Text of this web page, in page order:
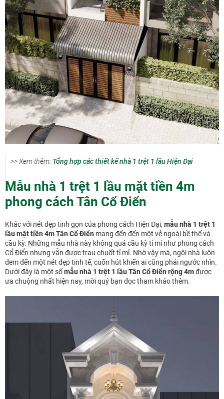
>> Xem thêm: Tổng hợp các thiết kế nhà 1 trệt 1 lầu Hiện Đại
Mẫu nhà 1 trệt 1 lầu mặt tiền 4m
phong cách Tân Cổ Điển
Khác với nét đẹp tinh gọn của phong cách Hiện Đại, mẫu nhà 1 trệt 1
lầu mặt tiền 4m Tân Cổ Điển mang đến đến một vẻ ngoài bề thế và
cầu kỳ. Những mẫu nhà này không quá cầu kỳ tỉ mỉ như phong cách
Cổ Điển nhưng vẫn được trau chuốt tỉ mỉ. Nhờ vậy mà, ngôi nhà luôn
đem đến một nét đẹp tinh tế, cuốn hút khiến ai cũng phải ngước nhìn.
Dưới đây là một sốmẫu nhà 1 trệt 1 lầu Tân Cổ Điển rộng 4mđược
ưa chuộng nhất hiện nay, mời quý bạn đọc tham khảo thêm.